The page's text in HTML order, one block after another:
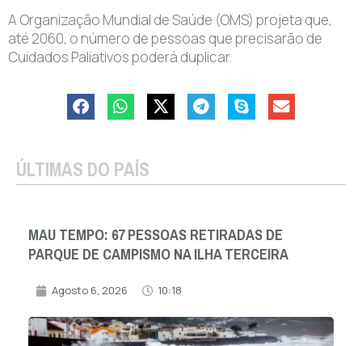
A Organização Mundial de Saúde (OMS) projeta que,
até 2060, o número de pessoas que precisarão de
Cuidados Paliativos poderá duplicar.
ÚLTIMAS DO PAÍS
MAU TEMPO: 67 PESSOAS RETIRADAS DE
PARQUE DE CAMPISMO NA ILHA TERCEIRA
Agosto 6, 2026 10:18